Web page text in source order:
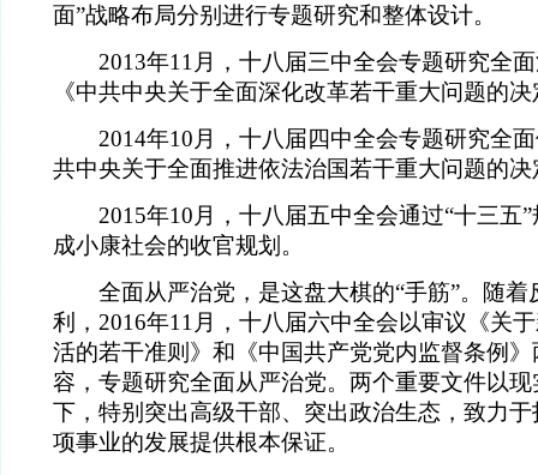
面”战略布局分别进行专题研究和整体设计。
2013年11月，十八届三中全会专题研究全面
《中共中央关于全面深化改革若干重大问题的
2014年10月，十八届四中全会专题研究全面
共中央关于全面推进依法治国若干重大问题的决
2015年10月，十八届五中全会通过“十三五”
成小康社会的收官规划。
全面从严治党，是这盘大棋的“手筋”。随着
利，2016年11月，十八届六中全会以审议《关
活的若干准则》和《中国共产党党内监督条例
容，专题研究全面从严治党。两个重要文件以
下，特别突出高级干部、突出政治生态，致力于
项事业的发展提供根本保证。